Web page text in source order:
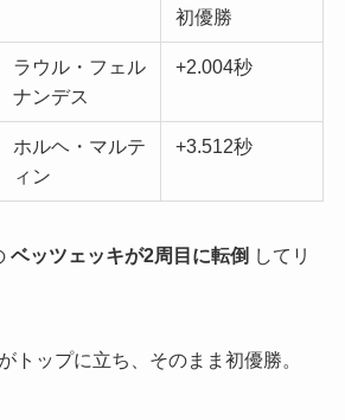
初優勝
ラウル・フェル
ナンデス
+2.004秒
ホルヘ・マルテ
ィン
+3.512秒
ベッツェッキが2周目に転倒 してリ
トップに立ち、そのまま初優勝。